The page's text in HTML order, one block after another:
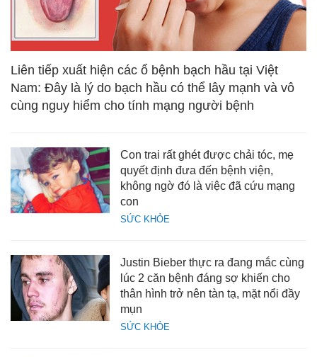
Liên tiếp xuất hiện các ổ bệnh bạch hầu tại Việt
Nam: Đây là lý do bạch hầu có thể lây mạnh và vô
cùng nguy hiểm cho tính mạng người bệnh
SỨC KHỎE
Con trai rất ghét được chải tóc, mẹ
quyết định đưa đến bệnh viện,
không ngờ đó là việc đã cứu mạng
con
SỨC KHỎE
Justin Bieber thực ra đang mắc cùng
lúc 2 căn bệnh đáng sợ khiến cho
thân hình trở nên tàn tạ, mặt nổi đầy
mụn